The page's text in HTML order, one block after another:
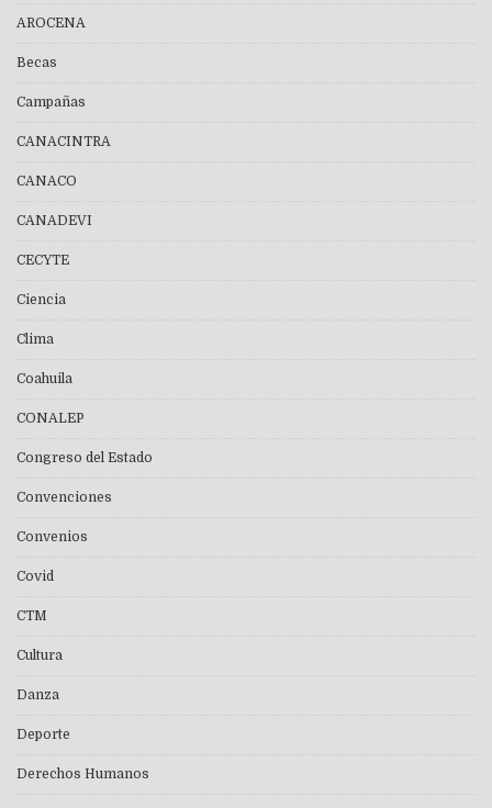
AROCENA
Becas
Campañas
CANACINTRA
CANACO
CANADEVI
CECYTE
Ciencia
Clima
Coahuila
CONALEP
Congreso del Estado
Convenciones
Convenios
Covid
CTM
Cultura
Danza
Deporte
Derechos Humanos